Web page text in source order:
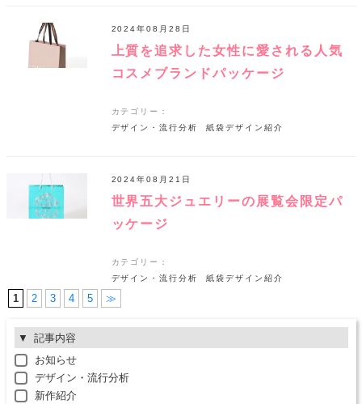
上質を追求した女性に愛される人気
コスメブランドパッケージ
2024年08月28日
カテゴリー：
デザイン・流行分析
紙袋デザイン紹介
世界五大ジュエリーの展覧会限定パ
ッケージ
2024年08月21日
カテゴリー：
デザイン・流行分析
紙袋デザイン紹介
1 2 3 4 5 ≫
記事内容
お知らせ
デザイン・流行分析
新作紹介